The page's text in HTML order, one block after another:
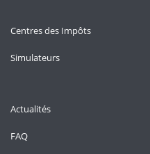
Centres des Impôts
Simulateurs
Actualités
FAQ